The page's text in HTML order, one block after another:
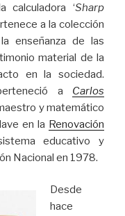
calculadora ‘Sharp
a la colección
enseñanza de las
material de la
en la sociedad.
a Carlos
y matemático
en la Renovación
educativo y
Nacional en 1978.
Desde
hace